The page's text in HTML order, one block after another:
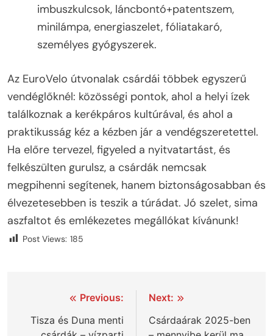
imbuszkulcsok, láncbontó+patentszem,
minilámpa, energiaszelet, fóliatakaró,
személyes gyógyszerek.
Az EuroVelo útvonalak csárdái többek egyszerű
vendéglőknél: közösségi pontok, ahol a helyi ízek
találkoznak a kerékpáros kultúrával, és ahol a
praktikusság kéz a kézben jár a vendégszeretettel.
Ha előre tervezel, figyeled a nyitvatartást, és
felkészülten gurulsz, a csárdák nemcsak
megpihenni segítenek, hanem biztonságosabban és
élvezetesebben is teszik a túrádat. Jó szelet, sima
aszfaltot és emlékezetes megállókat kívánunk!
Post Views: 185
Bejegyzés
navigáció
Previous:
Tisza és Duna menti
Next:
Csárdaárak 2025-ben